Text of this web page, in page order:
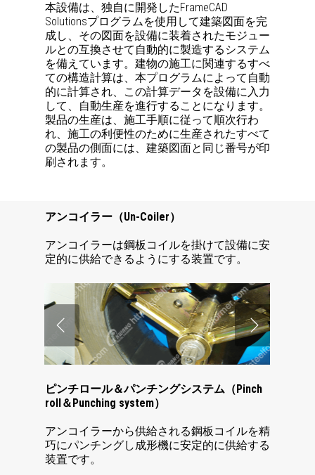
本設備は、独自に開発したFrameCAD
Solutionsプログラムを使用して建築図面を完
成し、その図面を設備に装着されたモジュー
ルとの互換させて自動的に製造するシステム
を備えています。建物の施工に関連するすべ
ての構造計算は、本プログラムによって自動
的に計算され、この計算データを設備に入力
して、自動生産を進行することになります。
製品の生産は、施工手順に従って順次行わ
れ、施工の利便性のために生産されたすべて
の製品の側面には、建築図面と同じ番号が印
刷されます。
アンコイラー（Un-Coiler）
アンコイラーは鋼板コイルを掛けて設備に安
定的に供給できるようにする装置です。
ピンチロール＆パンチングシステム（Pinch
roll＆Punching system）
アンコイラーから供給される鋼板コイルを精
巧にパンチングし成形機に安定的に供給する
装置です。